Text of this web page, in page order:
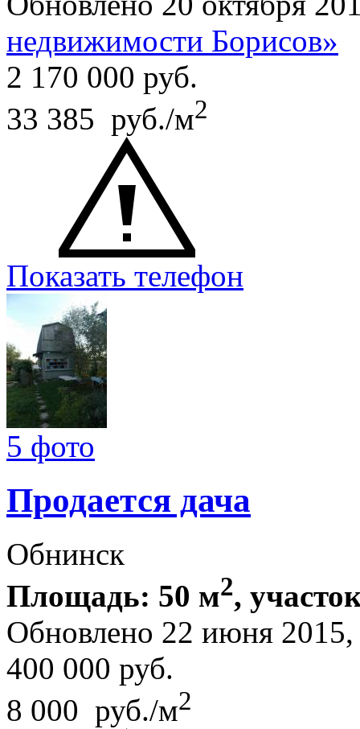
недвижимости Борисов»
2 170 000 руб.
33 385 руб./м2
Показать телефон
5 фото
Продается дача
Обнинск
Площадь: 50 м2,
Обновлено 22 июня
400 000 руб.
8 000 руб./м2